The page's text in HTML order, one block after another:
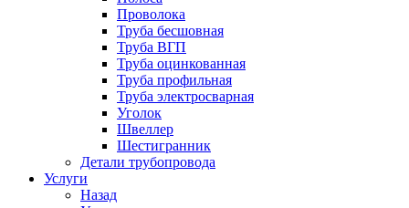
Проволока
Труба бесшовная
Труба ВГП
Труба оцинкованная
Труба профильная
Труба электросварная
Уголок
Швеллер
Шестигранник
Детали трубопровода
Услуги
Назад